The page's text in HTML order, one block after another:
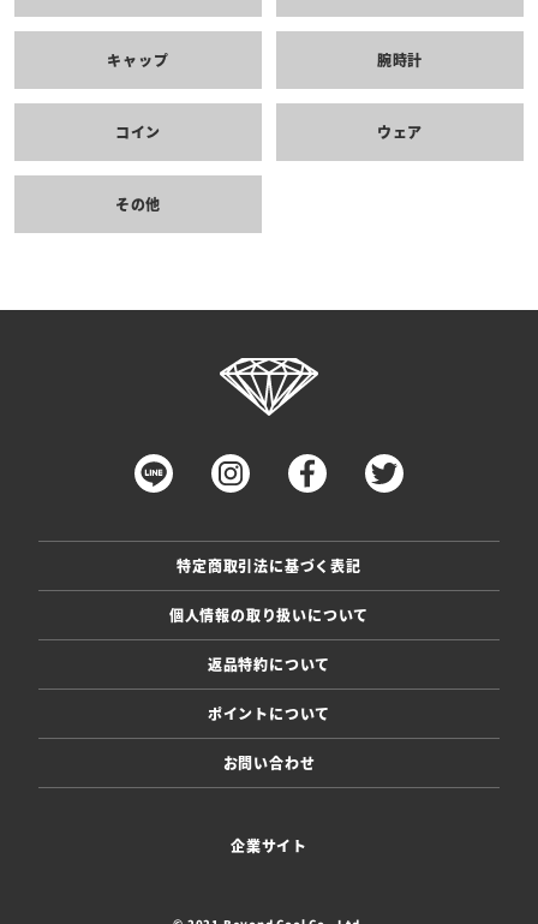
キャップ 腕時計
コイン ウェア
その他
特定商取引法に基づく表記
個人情報の取り扱いについて
返品特約について
ポイントについて
お問い合わせ
企業サイト